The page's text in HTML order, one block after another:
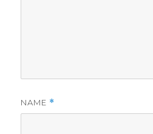
NAME *